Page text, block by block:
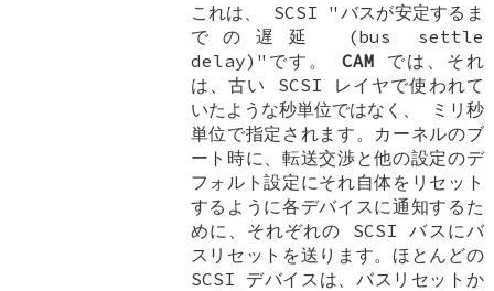
これは、 SCSI "バスが安定するま
での遅延 (bus settle
delay)"です。 CAM では、それ
は、古い SCSI レイヤで使われて
いたような秒単位ではなく、
ミリ秒
単位で指定されます。カーネルのブ
ート時に、転送交渉と他の設定のデ
フォルト設定にそれ自体をリセット
するように各デバイスに通知するた
めに、それぞれの SCSI バスにバ
スリセットを送ります。ほとんどの
SCSI デバイスは、バスリセットか